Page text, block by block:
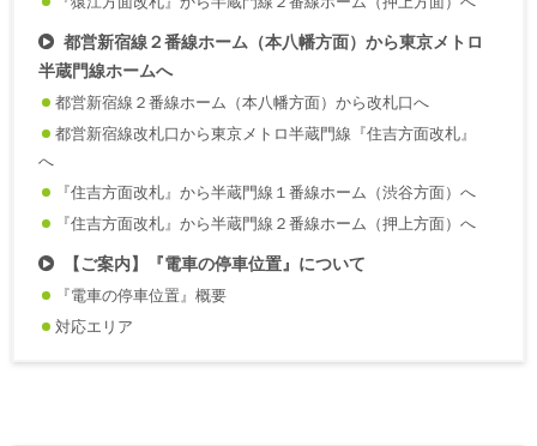
都営新宿線２番線ホーム（本八幡方面）から東京メトロ
半蔵門線ホームへ
都営新宿線２番線ホーム（本八幡方面）から改札口へ
都営新宿線改札口から東京メトロ半蔵門線『住吉方面改札』
へ
『住吉方面改札』から半蔵門線１番線ホーム（渋谷方面）へ
『住吉方面改札』から半蔵門線２番線ホーム（押上方面）へ
【ご案内】『電車の停車位置』について
『電車の停車位置』概要
対応エリア